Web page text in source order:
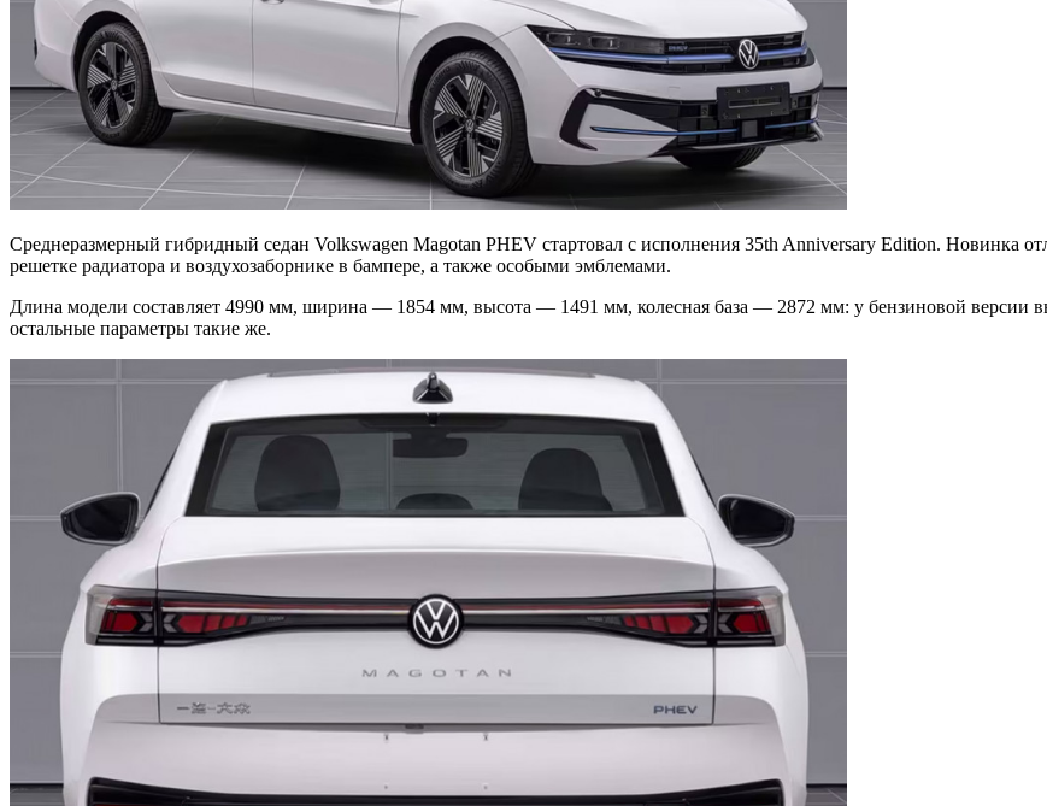
Среднеразмерный гибридный седан Volkswagen Magotan PHEV стартовал с исполнения 35th Anniversary Edition. Новинка
решетке радиатора и воздухозаборнике в бампере, а также особыми эмблемами.
Длина модели составляет 4990 мм, ширина — 1854 мм, высота — 1491 мм, колесная база — 2872 мм: у бензиновой версии
остальные параметры такие же.